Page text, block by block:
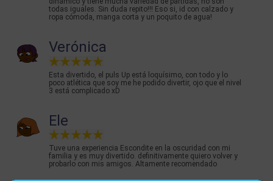
todas iguales. Sin duda repito!!! Eso si, id con calzado y
ropa cómoda, manga corta y un poquito de agua!
Verónica
Esta divertido, el puls Up está loquísimo, con todo y lo
poco atlética que soy me he podido divertir, ojo que el nivel
3 está complicado xD
Ele
Tuve una experiencia Escondite en la oscuridad con mi
familia y es muy divertido. definitivamente quiero volver y
probarlo con mis amigos. Altamente recomendado